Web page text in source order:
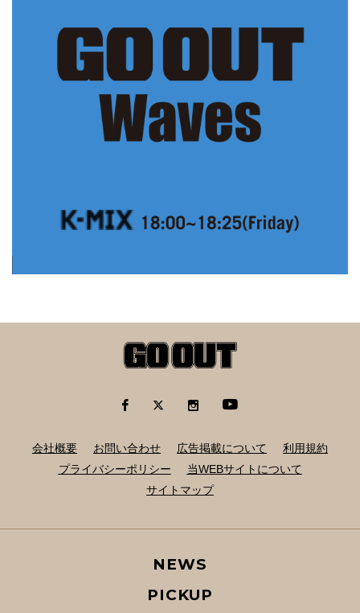
会社概要 お問い合わせ 広告掲載について
利用規約
プライバシーポリシー
当WEBサイトについて
サイトマップ
NEWS
PICKUP